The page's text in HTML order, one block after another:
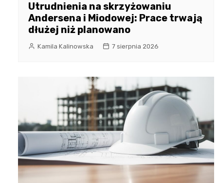
Utrudnienia na skrzyżowaniu
Andersena i Miodowej: Prace trwają
dłużej niż planowano
Kamila Kalinowska 7 sierpnia 2026